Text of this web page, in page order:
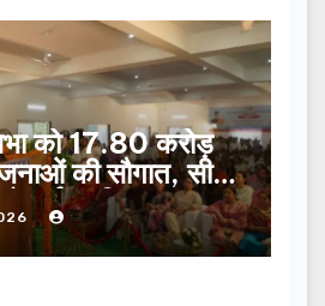
को 17.80 करोड़
की सौगात, सीएम
शिलान्यास.